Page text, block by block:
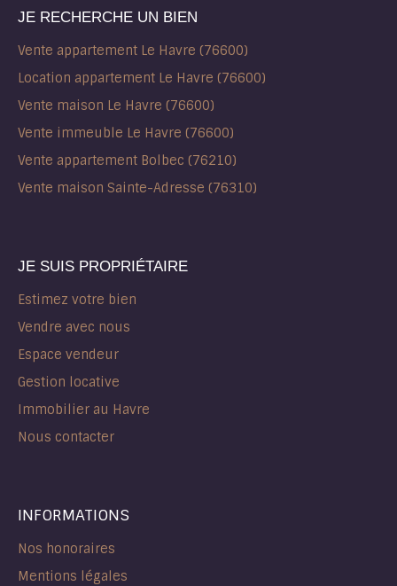
JE RECHERCHE UN BIEN
Vente appartement Le Havre (76600)
Location appartement Le Havre (76600)
Vente maison Le Havre (76600)
Vente immeuble Le Havre (76600)
Vente appartement Bolbec (76210)
Vente maison Sainte-Adresse (76310)
JE SUIS PROPRIÉTAIRE
Estimez votre bien
Vendre avec nous
Espace vendeur
Gestion locative
Immobilier au Havre
Nous contacter
INFORMATIONS
Nos honoraires
Mentions légales